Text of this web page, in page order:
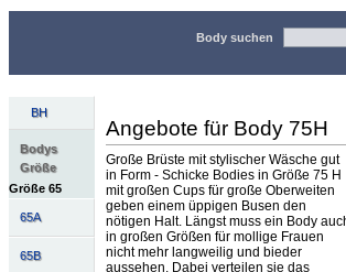
Body suchen
BH
Bodys
Größe
Größe 65
65A
65B
Angebote für Body 75H
Große Brüste mit stylischer Wäsche gut
in Form - Schicke Bodies in Größe 75 H
mit großen Cups für große Oberweiten
geben einem üppigen Busen den
nötigen Halt. Längst muss ein Body
in großen Größen für mollige Frauen
nicht mehr langweilig und bieder
aussehen. Dabei verteilen sie das